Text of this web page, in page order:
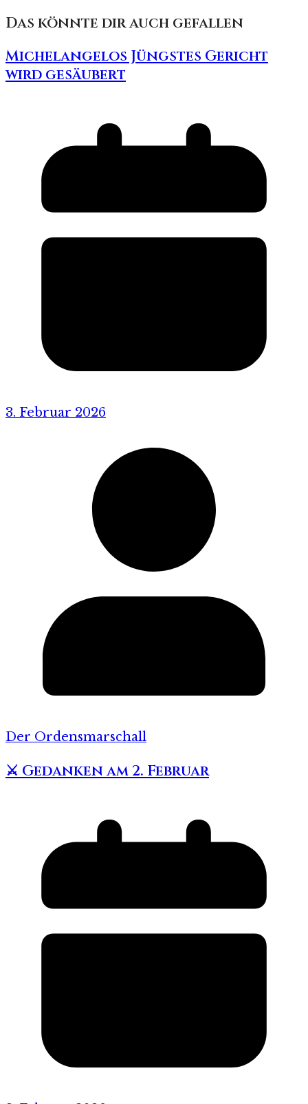
Das könnte dir auch gefallen
Michelangelos Jüngstes Gericht
wird gesäubert
3. Februar 2026
Der Ordensmarschall
⚔️ Gedanken am 2. Februar